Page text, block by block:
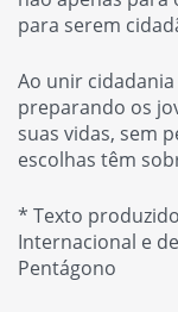
para serem
Ao unir
preparando os
suas vidas, sem
escolhas têm
* Texto
Internacional e
Pentágono